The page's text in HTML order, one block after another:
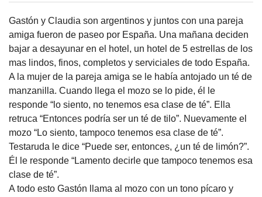
Gastón y Claudia son argentinos y juntos con una pareja
amiga fueron de paseo por España. Una mañana deciden
bajar a desayunar en el hotel, un hotel de 5 estrellas de los
mas lindos, finos, completos y serviciales de todo España.
A la mujer de la pareja amiga se le había antojado un té de
manzanilla. Cuando llega el mozo se lo pide, él le
responde “lo siento, no tenemos esa clase de té”. Ella
retruca “Entonces podría ser un té de tilo”. Nuevamente el
mozo “Lo siento, tampoco tenemos esa clase de té”.
Testaruda le dice “Puede ser, entonces, ¿un té de limón?”.
Él le responde “Lamento decirle que tampoco tenemos esa
clase de té”.
A todo esto Gastón llama al mozo con un tono pícaro y